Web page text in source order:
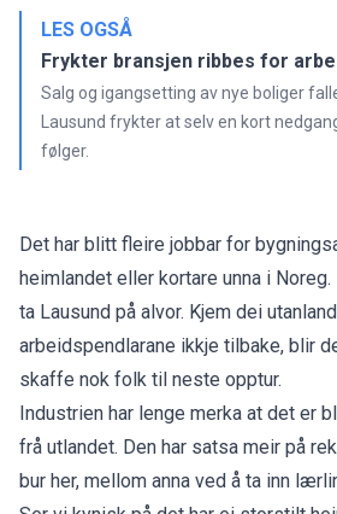
LES OGSÅ
Frykter bransjen ribbes for
Salg og igangsetting av nye boliger
Lausund frykter at selv en kort
følger.
Det har blitt fleire jobbar for
heimlandet eller kortare unna i
ta Lausund på alvor. Kjem dei
arbeidspendlarane ikkje tilbake, blir
skaffe nok folk til neste opptur.
Industrien har lenge merka at det er
frå utlandet. Den har satsa meir på
bur her, mellom anna ved å ta inn